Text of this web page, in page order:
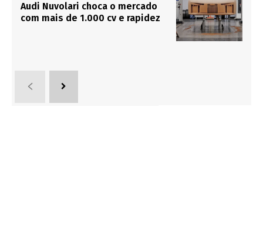
Audi Nuvolari choca o mercado
com mais de 1.000 cv e rapidez